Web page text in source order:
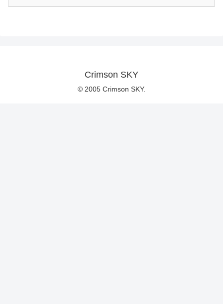
Crimson SKY
© 2005 Crimson SKY.